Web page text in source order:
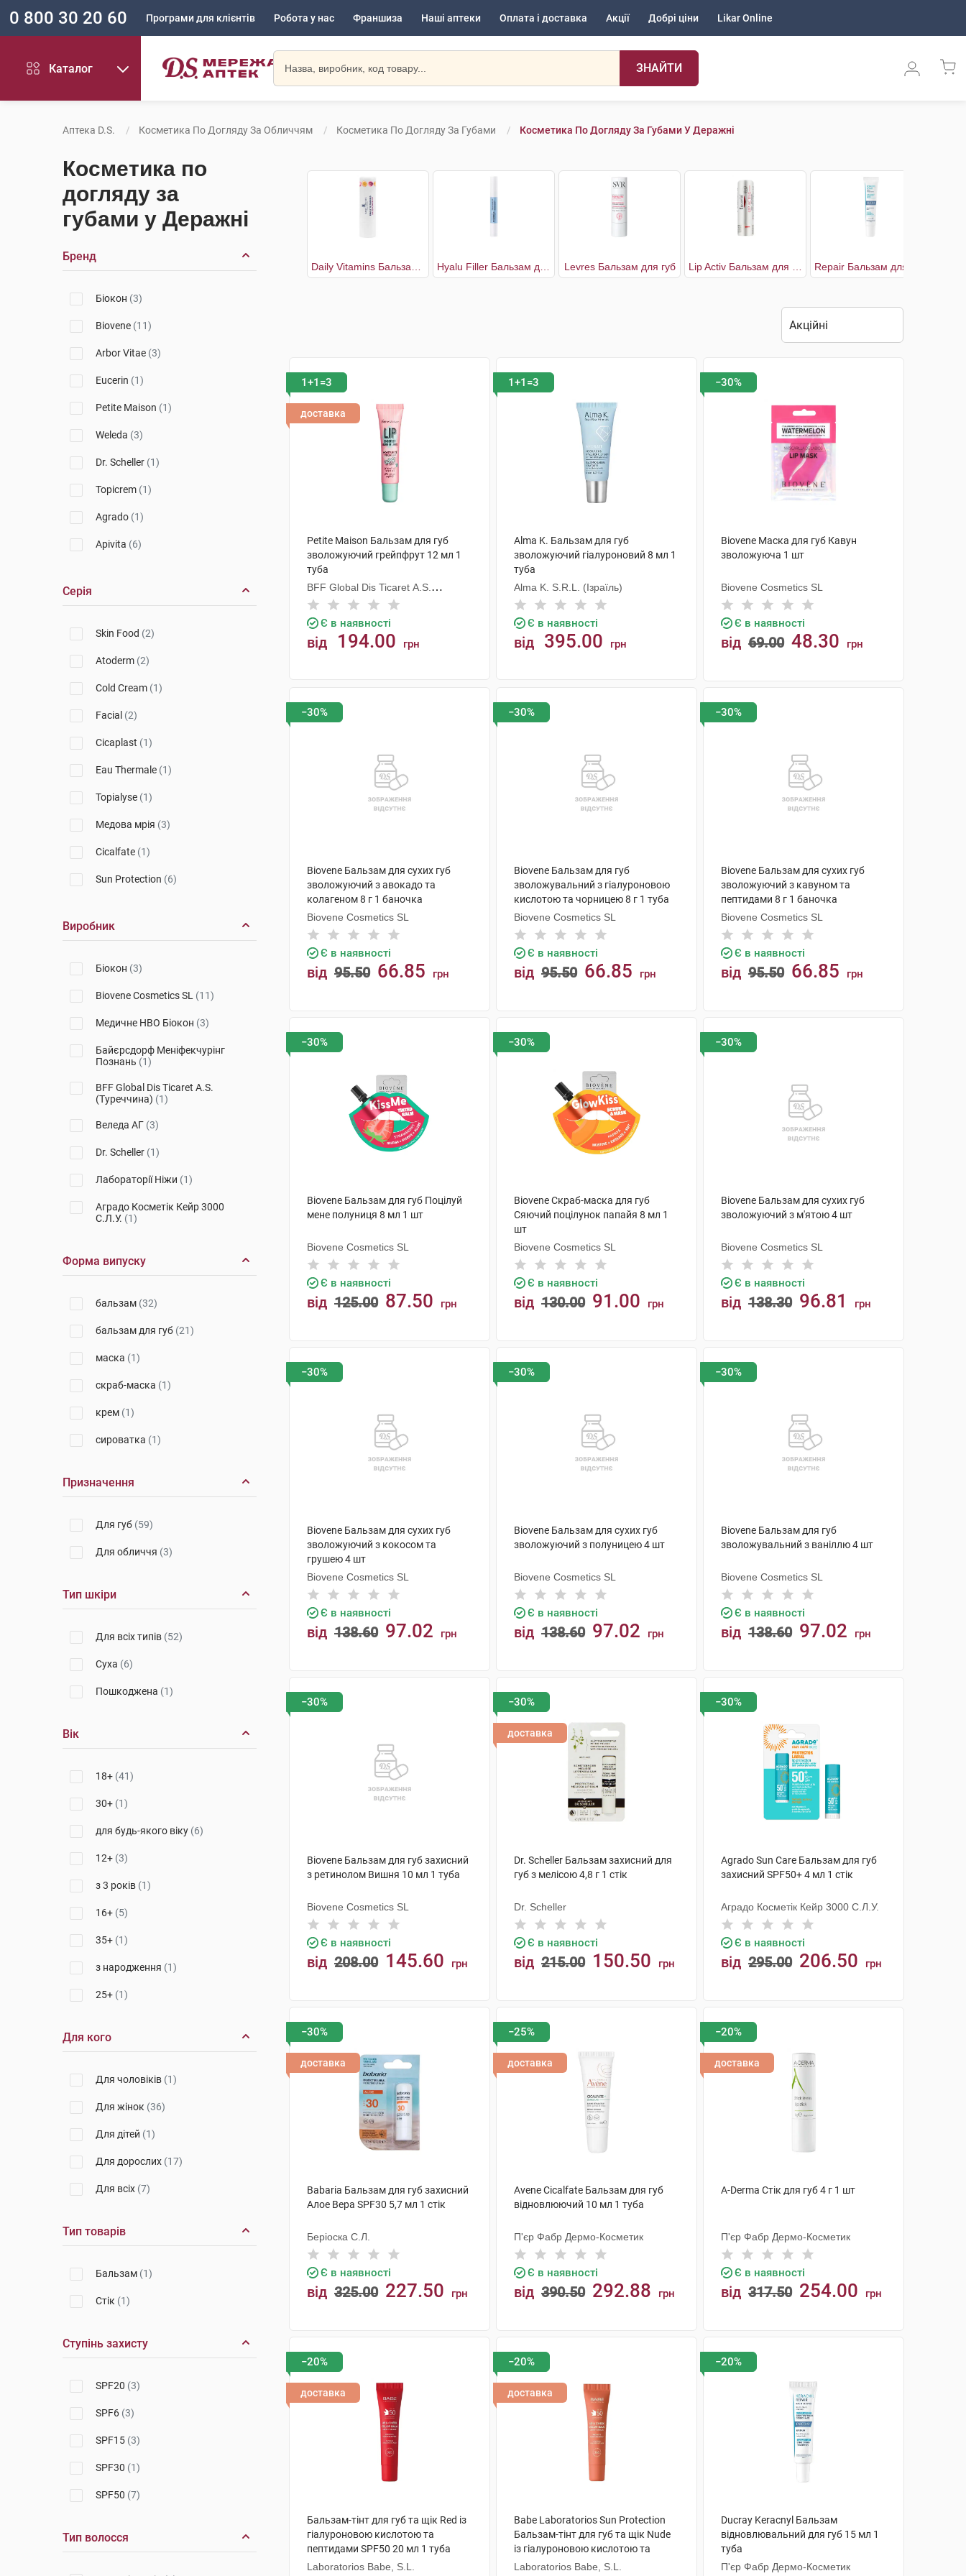
0 800 30 20 60 Програми для клієнтів Робота у нас Франшиза Наші аптеки Оплата і доставка Акції Добрі ціни Likar Online
Каталог ЗНАЙТИ
Аптека D.S. Косметика По Догляду За Обличчям Косметика По Догляду За Губами Косметика По Догляду За Губами У Деражні
Косметика по
догляду за
губами у Деражні
Бренд
Біокон (3)
Biovene (11)
Arbor Vitae (3)
Eucerin (1)
Petite Maison (1)
Weleda (3)
Dr. Scheller (1)
Topicrem (1)
Agrado (1)
Apivita (6)
Серія
Skin Food (2)
Atoderm (2)
Cold Cream (1)
Facial (2)
Cicaplast (1)
Eau Thermale (1)
Topialyse (1)
Медова мрія (3)
Cicalfate (1)
Sun Protection (6)
Cicavit+
Виробник
Біокон (3)
Biovene Cosmetics SL (11)
Медичне НВО Біокон (3)
Байєрсдорф Меніфекчурінг
Познань (1)
BFF Global Dis Ticaret A.S.
(Туреччина) (1)
Веледа АГ (3)
Dr. Scheller (1)
Лабораторії Ніжи (1)
Аградо Косметік Кейр 3000
С.Л.У. (1)
Беріоска С.Л.
Лабораторія Біодерма
Laboratorios Babe, S.L.
БіСіДжі Баден-Баден Косметікс
Груп Гмбх(1)
Ля Рош-Позе
Урьяж(4)
Лабораторія Нюкс(4)
Alma K. S.R.L. (Ізраїль)
Лабораторії Філорга
Форма випуску
бальзам (32)
бальзам для губ (21)
маска (1)
скраб-маска (1)
крем (1)
сироватка (1)
Призначення
Для губ (59)
Для обличчя (3)
Тип шкіри
Для всіх типів (52)
Суха (6)
Пошкоджена (1)
Вік
18+ (41)
30+ (1)
для будь-якого віку (6)
12+ (3)
з 3 років (1)
16+ (5)
35+ (1)
з народження (1)
25+ (1)
Для кого
Для чоловіків (1)
Для жінок (36)
Для дітей (1)
Для дорослих (17)
Для всіх (7)
Тип товарів
Бальзам (1)
Стік (1)
Ступінь захисту
SPF20 (3)
SPF6 (3)
SPF15 (3)
SPF30 (1)
SPF50 (7)
Тип волосся
Levres Бальзам для губ
1+1=3
доставка
Petite Maison Бальзам для губ
зволожуючий грейпфрут 12 мл 1
туба
BFF Global Dis Ticaret A.S.
(Туреччина)
Є в наявності
від 194.00 грн
1+1=3
Alma K. Бальзам для губ
зволожуючий гіалуроновий 8 мл 1
туба
Alma K. S.R.L. (Ізраїль)
Є в наявності
від 395.00 грн
−30%
Biovene Маска для губ Кавун
зволожуюча 1 шт
Biovene Cosmetics SL
Є в наявності
від 69.00 48.30 грн
−30%
Biovene Бальзам для сухих губ
зволожуючий з авокадо та
колагеном 8 г 1 баночка
Biovene Cosmetics SL
Є в наявності
від 95.50 66.85 грн
−30%
Biovene Бальзам для губ
зволожувальний з гіалуроновою
кислотою та чорницею 8 г 1 туба
Biovene Cosmetics SL
Є в наявності
від 95.50 66.85 грн
−30%
Biovene Бальзам для сухих губ
зволожуючий з кавуном та
пептидами 8 г 1 баночка
Biovene Cosmetics SL
Є в наявності
від 95.50 66.85 грн
−30%
Biovene Бальзам для губ Поцілуй
мене полуниця 8 мл 1 шт
Biovene Cosmetics SL
Є в наявності
від 125.00 87.50 грн
−30%
Biovene Скраб-маска для губ
Сяючий поцілунок папайя 8 мл 1
шт
Biovene Cosmetics SL
Є в наявності
від 130.00 91.00 грн
−30%
Biovene Бальзам для сухих губ
зволожуючий з м'ятою 4 шт
Biovene Cosmetics SL
Є в наявності
від 138.30 96.81 грн
−30%
Biovene Бальзам для сухих губ
зволожуючий з кокосом та
грушею 4 шт
Biovene Cosmetics SL
Є в наявності
від 138.60 97.02 грн
−30%
Biovene Бальзам для сухих губ
зволожуючий з полуницею 4 шт
Biovene Cosmetics SL
Є в наявності
від 138.60 97.02 грн
−30%
Biovene Бальзам для губ
зволожувальний з ваніллю 4 шт
Biovene Cosmetics SL
Є в наявності
від 138.60 97.02 грн
−30%
Biovene Бальзам для губ захисний
з ретинолом Вишня 10 мл 1 туба
Biovene Cosmetics SL
Є в наявності
від 208.00 145.60 грн
−30%
доставка
Dr. Scheller Бальзам захисний для
губ з мелісою 4,8 г 1 стік
Dr. Scheller
Є в наявності
від 215.00 150.50 грн
−30%
Agrado Sun Care Бальзам для губ
захисний SPF50+ 4 мл 1 стік
Аградо Косметік Кейр 3000 С.Л.У.
Є в наявності
від 295.00 206.50 грн
−30%
доставка
Babaria Бальзам для губ захисний
Алое Вера SPF30 5,7 мл 1 стік
Беріоска С.Л.
Є в наявності
від 325.00 227.50 грн
−25%
доставка
Avene Cicalfate Бальзам для губ
відновлюючий 10 мл 1 туба
П'єр Фабр Дермо-Косметик
Є в наявності
від 390.50 292.88 грн
−20%
доставка
A-Derma Стік для губ 4 г 1 шт
П'єр Фабр Дермо-Косметик
Є в наявності
від 317.50 254.00 грн
−20%
доставка
Бальзам-тінт для губ та щік Red із
гіалуроновою кислотою та
пептидами SPF50 20 мл 1 туба
Laboratorios Babe, S.L.
−20%
доставка
Babe Laboratorios Sun Protection
Бальзам-тінт для губ та щік Nude
із гіалуроновою кислотою та
пептидами SPF50 20 мл 1 туба
Laboratorios Babe, S.L.
−20%
Ducray Keracnyl Бальзам
відновлювальний для губ 15 мл 1
туба
П'єр Фабр Дермо-Косметик